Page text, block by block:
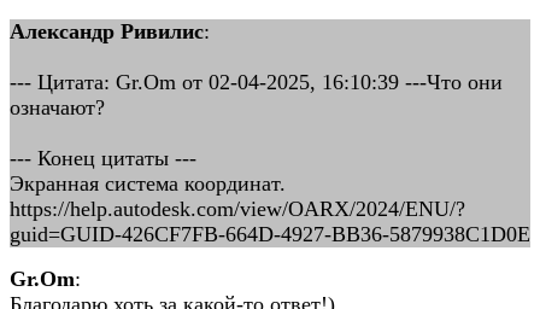
Александр Ривилис:
--- Цитата: Gr.Om от 02-04-2025, 16:10:39 ---Что они
означают?
--- Конец цитаты ---
Экранная система координат.
https://help.autodesk.com/view/OARX/2024/ENU/?
guid=GUID-426CF7FB-664D-4927-BB36-5879938C1D0E
Gr.Om:
Благодарю хоть за какой-то ответ!)